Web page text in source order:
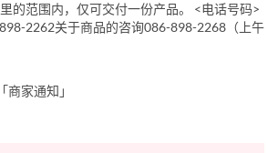
的范围内，仅可交付一份产品。 <电话号码>
2262关于商品的咨询086-898-2268（上午
家通知」